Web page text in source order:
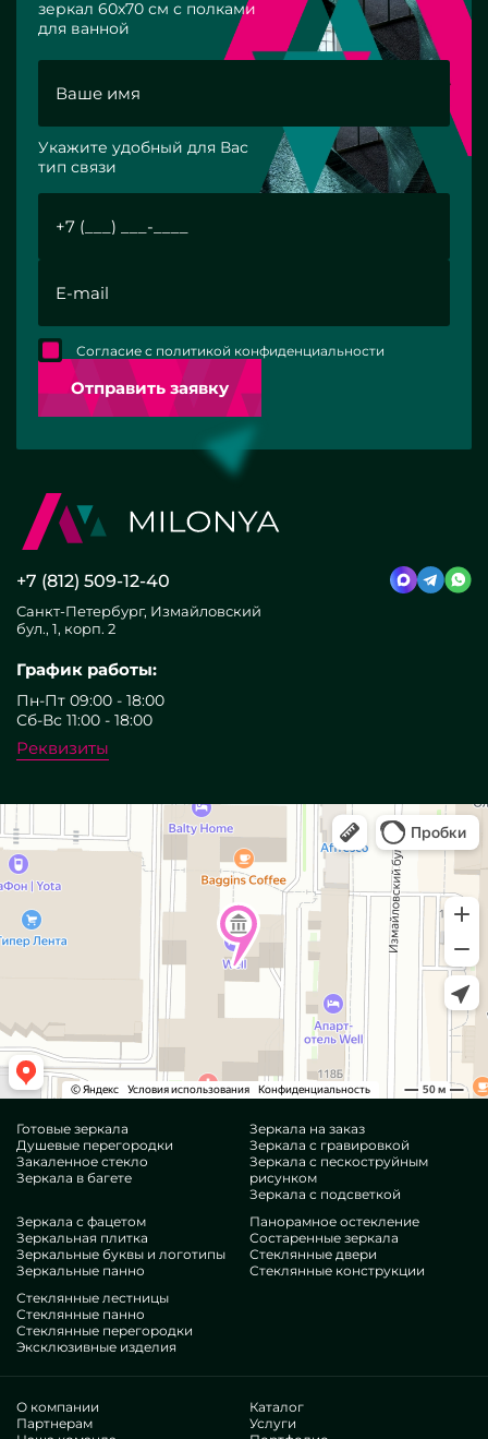
зеркал 60x70 см с полками
для ванной
Укажите удобный для Вас
тип связи
Отправить заявку
Согласие с политикой конфиденциальности
+7 (812) 509-12-40
Санкт-Петербург, Измайловский
бул., 1, корп. 2
График работы:
Пн-Пт 09:00 - 18:00
Сб-Вс 11:00 - 18:00
Реквизиты
Готовые зеркала
Душевые перегородки
Закаленное стекло
Зеркала в багете
Зеркала на заказ
Зеркала с гравировкой
Зеркала с пескоструйным
рисунком
Зеркала с подсветкой
Зеркала с фацетом
Зеркальная плитка
Зеркальные буквы и логотипы
Зеркальные панно
Панорамное остекление
Состаренные зеркала
Стеклянные двери
Стеклянные конструкции
Стеклянные лестницы
Стеклянные панно
Стеклянные перегородки
Эксклюзивные изделия
О компании
Партнерам
Каталог
Услуги